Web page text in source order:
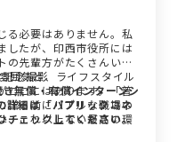
る必要はありません。私
したが、印西市役所には
の先輩方がたくさんいま
囲気と、ライフスタイル
ここにはあります。「普
出る前にリアルな職場の
、これ以上ない最高の環
念撮影
無償・有償インターンシ
詳細は「パブリックコネ
チェックしてください。